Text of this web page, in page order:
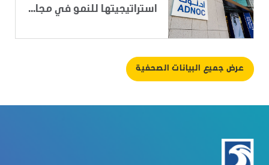
استراتيجيتها للنمو في مجا...
عرض جميع البيانات الصحفية